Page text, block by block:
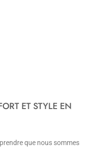
ET STYLE EN
que nous sommes